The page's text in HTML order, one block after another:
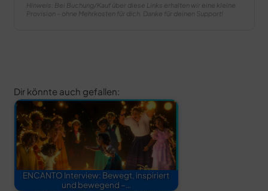
Hinweis: Bei Buchung/Kauf über diese Links erhalten wir eine kleine
Provision – ohne Mehrkosten für dich. Danke für deinen Support!
Dir könnte auch gefallen:
ENCANTO Interview: Bewegt, inspiriert
und bewegend –…